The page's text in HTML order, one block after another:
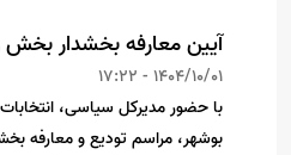
آیین معارفه بخشدار بخش
1404/10/01 - 17:22
با حضور مدیرکل سیاسی،
بوشهر، مراسم تودیع و معارفه